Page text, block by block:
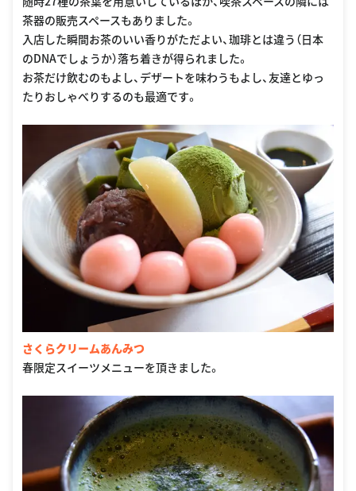
茶器の販売スペースもありました。
入店した瞬間お茶のいい香りがただよい、珈琲とは違う（日本
のDNAでしょうか）落ち着きが得られました。
お茶だけ飲むのもよし、デザートを味わうもよし、友達とゆっ
たりおしゃべりするのも最適です。
さくらクリームあんみつ
春限定スイーツメニューを頂きました。